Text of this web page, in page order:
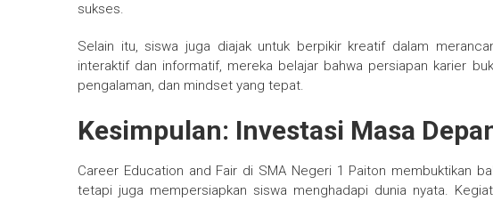
sukses.
Selain itu, siswa juga diajak untuk berpikir kreatif dalam
interaktif dan informatif, mereka belajar bahwa persiapan karier
pengalaman, dan mindset yang tepat.
Kesimpulan: Investasi Masa
Career Education and Fair di SMA Negeri 1 Paiton membuktikan
tetapi juga mempersiapkan siswa menghadapi dunia nyata.